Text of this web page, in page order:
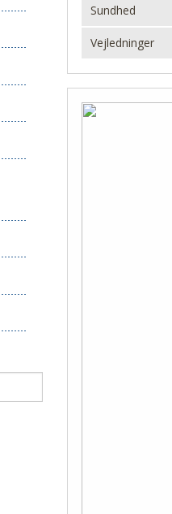
Sundhed
Vejledninger